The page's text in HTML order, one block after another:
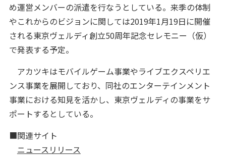
め運営メンバーの派遣を行なうとしている。来季の体制
やこれからのビジョンに関しては2019年1月19日に開催
される東京ヴェルディ創立50周年記念セレモニー（仮）
で発表する予定。
アカツキはモバイルゲーム事業やライブエクスペリエ
ンス事業を展開しており、同社のエンターテインメント
事業における知見を活かし、東京ヴェルディの事業をサ
ポートするとしている。
■関連サイト
ニュースリリース